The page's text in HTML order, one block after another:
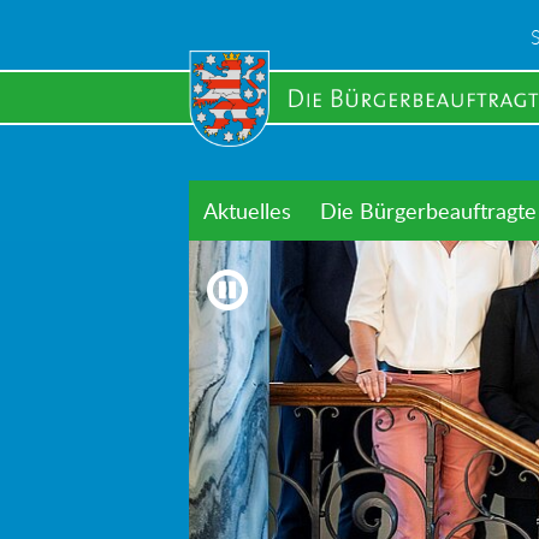
main
Aktuelles Die Bürgerbeauftragte